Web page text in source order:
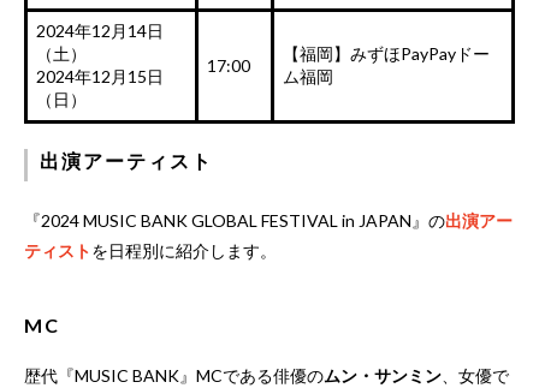
2024年12月14日
（土）
2024年12月15日
（日）
17:00
【福岡】みずほPayPayドー
ム福岡
出演アーティスト
『2024 MUSIC BANK GLOBAL FESTIVAL in JAPAN』の出演アー
ティストを日程別に紹介します。
MC
歴代『MUSIC BANK』MCである俳優のムン・サンミン 、女優で